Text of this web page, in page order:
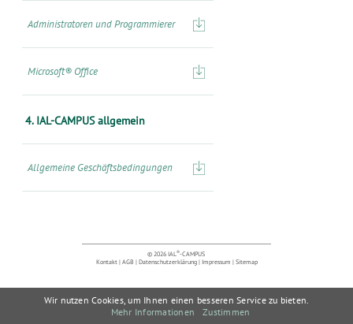
Administratoren und Programmierer
Microsoft® Office
4. IAL-CAMPUS allgemein
Allgemeine Geschäftsbedingungen
© 2026 IAL ®-CAMPUS
Kontakt|AGB|Datenschutzerklärung|Impressum |Sitemap
Wir nutzen Cookies, um Ihnen einen besseren Service zu bieten.
Mehr Informationen
Zustimmen